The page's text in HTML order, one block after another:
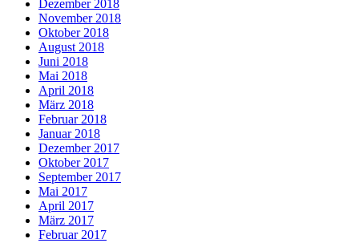
Dezember 2018
November 2018
Oktober 2018
August 2018
Juni 2018
Mai 2018
April 2018
März 2018
Februar 2018
Januar 2018
Dezember 2017
Oktober 2017
September 2017
Mai 2017
April 2017
März 2017
Februar 2017